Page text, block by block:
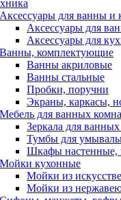
Аксессуары для ванны и
Аксессуары для
Аксессуары для
Ванны, комплектующие
Ванны акриловые
Ванны стальные
Пробки, поручни
Экраны, каркасы,
Мебель для ванных
Зеркала для
Тумбы для
Шкафы настенные,
Мойки кухонные
Мойки из
Мойки из